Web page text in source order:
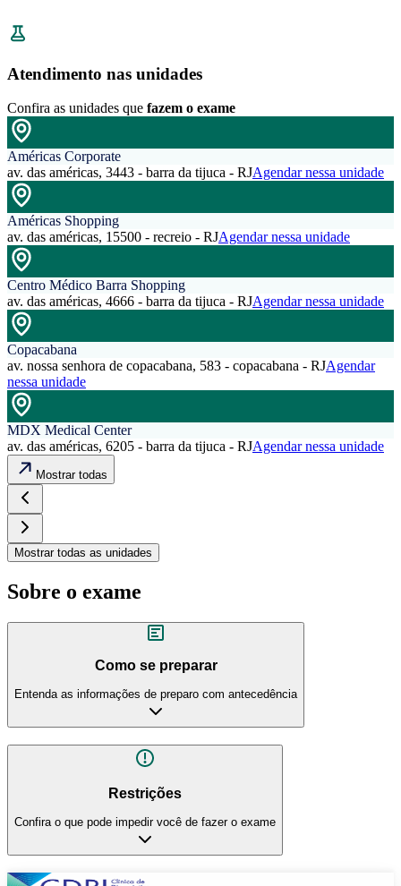
Atendimento nas unidades
Confira as unidades que fazem o exame
Américas Corporate
av. das américas, 3443 - barra da tijuca - RJAgendar nessa unidade
Américas Shopping
av. das américas, 15500 - recreio - RJAgendar nessa unidade
Centro Médico Barra Shopping
av. das américas, 4666 - barra da tijuca - RJAgendar nessa unidade
Copacabana
av. nossa senhora de copacabana, 583 - copacabana - RJAgendar
nessa unidade
MDX Medical Center
av. das américas, 6205 - barra da tijuca - RJAgendar nessa unidade
Mostrar todas
Mostrar todas as unidades
Sobre o exame
Como se preparar
Entenda as informações de preparo com antecedência
Restrições
Confira o que pode impedir você de fazer o exame